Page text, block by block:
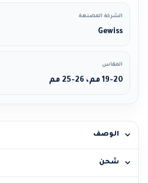
الشركة المصنعة
Gewiss
المقاس
19-20 مم، 26-25 مم
الوصف
شحن